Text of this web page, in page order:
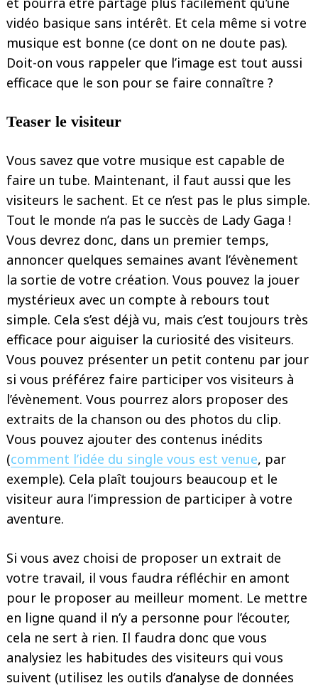
vidéo basique sans intérêt. Et cela même si votre
musique est bonne (ce dont on ne doute pas).
Doit-on vous rappeler que l’image est tout aussi
efficace que le son pour se faire connaître ?
Teaser le visiteur
Vous savez que votre musique est capable de
faire un tube. Maintenant, il faut aussi que les
visiteurs le sachent. Et ce n’est pas le plus simple.
Tout le monde n’a pas le succès de Lady Gaga !
Vous devrez donc, dans un premier temps,
annoncer quelques semaines avant l’évènement
la sortie de votre création. Vous pouvez la jouer
mystérieux avec un compte à rebours tout
simple. Cela s’est déjà vu, mais c’est toujours très
efficace pour aiguiser la curiosité des visiteurs.
Vous pouvez présenter un petit contenu par jour
si vous préférez faire participer vos visiteurs à
l’évènement. Vous pourrez alors proposer des
extraits de la chanson ou des photos du clip.
Vous pouvez ajouter des contenus inédits
(comment l’idée du single vous est venue, par
exemple). Cela plaît toujours beaucoup et le
visiteur aura l’impression de participer à votre
aventure.
Si vous avez choisi de proposer un extrait de
votre travail, il vous faudra réfléchir en amont
pour le proposer au meilleur moment. Le mettre
en ligne quand il n’y a personne pour l’écouter,
cela ne sert à rien. Il faudra donc que vous
analysiez les habitudes des visiteurs qui vous
suivent (utilisez les outils d’analyse de données
Search
for: